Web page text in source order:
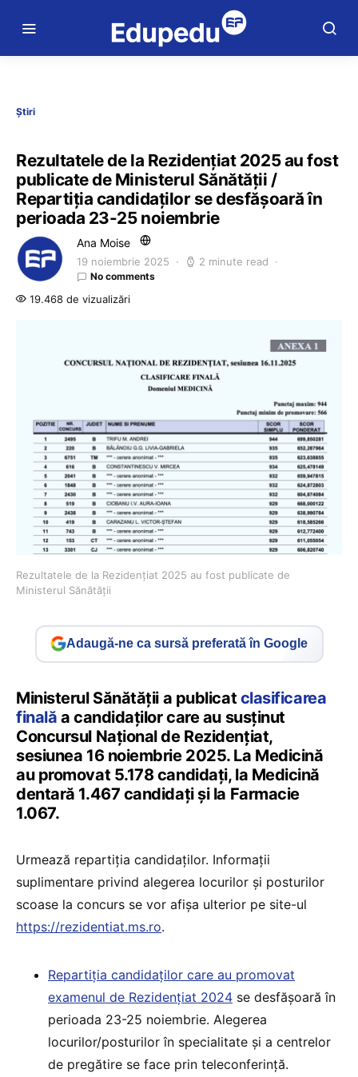
Știri
Rezultatele de la Rezidențiat 2025 au fost
publicate de Ministerul Sănătății /
Repartiția candidaților se desfășoară în
perioada 23-25 noiembrie
Ana Moise
19 noiembrie 2025 2 minute read
No comments
19.468 de vizualizări
Rezultatele de la Rezidențiat 2025 au fost publicate de
Ministerul Sănătății
Adaugă-ne ca sursă preferată în Google
Ministerul Sănătății a publicat clasificarea
finală a candidaților care au susținut
Concursul Național de Rezidențiat,
sesiunea 16 noiembrie 2025. La Medicină
au promovat 5.178 candidați, la Medicină
dentară 1.467 candidați și la Farmacie
1.067.
Urmează repartiția candidaților. Informații
suplimentare privind alegerea locurilor și posturilor
scoase la concurs se vor afișa ulterior pe site-ul
https://rezidentiat.ms.ro.
Repartiția candidaților care au promovat
examenul de Rezidențiat 2024 se desfășoară în
perioada 23-25 noiembrie. Alegerea
locurilor/posturilor în specialitate şi a centrelor
de pregătire se face prin teleconferinţă.